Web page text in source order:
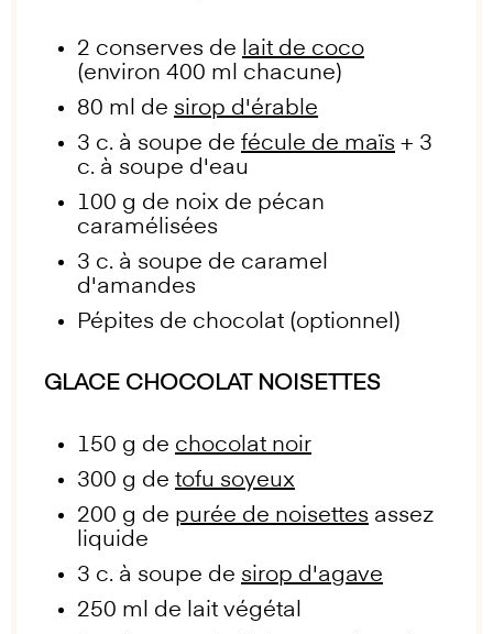
2 conserves de lait de coco
(environ 400 ml chacune)
80 ml de sirop d'érable
3 c. à soupe de fécule de maïs + 3
c. à soupe d'eau
100 g de noix de pécan
caramélisées
3 c. à soupe de caramel
d'amandes
Pépites de chocolat (optionnel)
GLACE CHOCOLAT NOISETTES
150 g de chocolat noir
300 g de tofu soyeux
200 g de purée de noisettes assez
liquide
3 c. à soupe de sirop d'agave
250 ml de lait végétal